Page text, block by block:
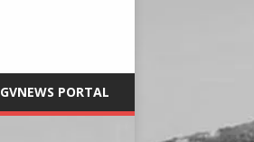
GVNEWS PORTAL